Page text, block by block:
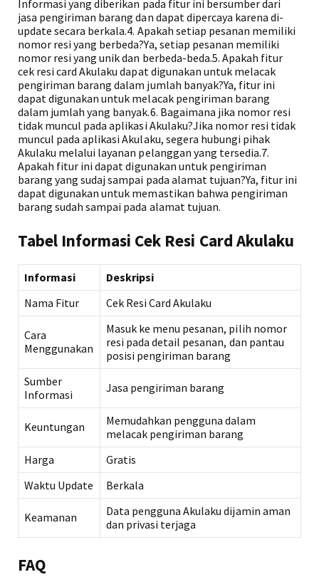
Informasi yang diberikan pada fitur ini bersumber dari
jasa pengiriman barang dan dapat dipercaya karena di-
update secara berkala.4. Apakah setiap pesanan memiliki
nomor resi yang berbeda?Ya, setiap pesanan memiliki
nomor resi yang unik dan berbeda-beda.5. Apakah fitur
cek resi card Akulaku dapat digunakan untuk melacak
pengiriman barang dalam jumlah banyak?Ya, fitur ini
dapat digunakan untuk melacak pengiriman barang
dalam jumlah yang banyak.6. Bagaimana jika nomor resi
tidak muncul pada aplikasi Akulaku?Jika nomor resi tidak
muncul pada aplikasi Akulaku, segera hubungi pihak
Akulaku melalui layanan pelanggan yang tersedia.7.
Apakah fitur ini dapat digunakan untuk pengiriman
barang yang sudaj sampai pada alamat tujuan?Ya, fitur ini
dapat digunakan untuk memastikan bahwa pengiriman
barang sudah sampai pada alamat tujuan.
Tabel Informasi Cek Resi Card Akulaku
Informasi
Deskripsi
Nama Fitur
Cek Resi Card Akulaku
Cara
Menggunakan
Masuk ke menu pesanan, pilih nomor
resi pada detail pesanan, dan pantau
posisi pengiriman barang
Sumber
Informasi
Jasa pengiriman barang
Keuntungan
Memudahkan pengguna dalam
melacak pengiriman barang
Harga
Gratis
Waktu Update
Berkala
Keamanan
Data pengguna Akulaku dijamin aman
dan privasi terjaga
FAQ